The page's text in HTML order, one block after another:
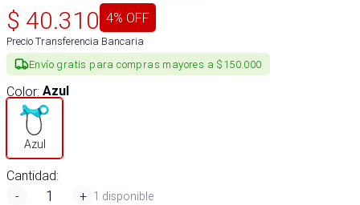
$ 40.310 4% OFF
Precio Transferencia Bancaria
Envío gratis para compras mayores a $150.000
Color: Azul
Azul
Cantidad:
-
+ 1 disponible